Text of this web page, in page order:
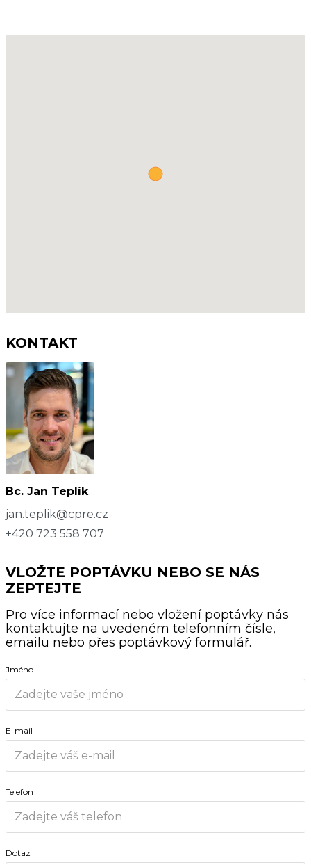
KONTAKT
Bc. Jan Teplík
jan.teplik@cpre.cz
+420 723 558 707
VLOŽTE POPTÁVKU NEBO SE NÁS
ZEPTEJTE
Pro více informací nebo vložení poptávky nás
kontaktujte na uvedeném telefonním čísle,
emailu nebo přes poptávkový formulář.
Jméno
E-mail
Telefon
Dotaz